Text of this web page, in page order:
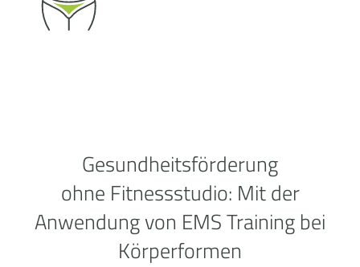
Gesundheitsförderung
ohne Fitnessstudio: Mit der
Anwendung von EMS Training bei
Körperformen